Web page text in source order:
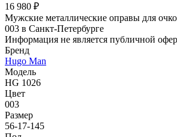
16 980 ₽
Мужские металлические оправы для
003 в Санкт-Петербурге
Информация не является публичной
Бренд
Hugo Man
Модель
HG 1026
Цвет
003
Размер
56-17-145